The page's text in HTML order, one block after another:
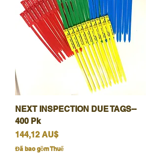
NEXT INSPECTION DUE TAGS--
400 Pk
Giá
144,12 AU$
Đã bao gồm Thuế